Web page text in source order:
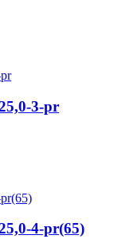
3-pr
4-pr(65)